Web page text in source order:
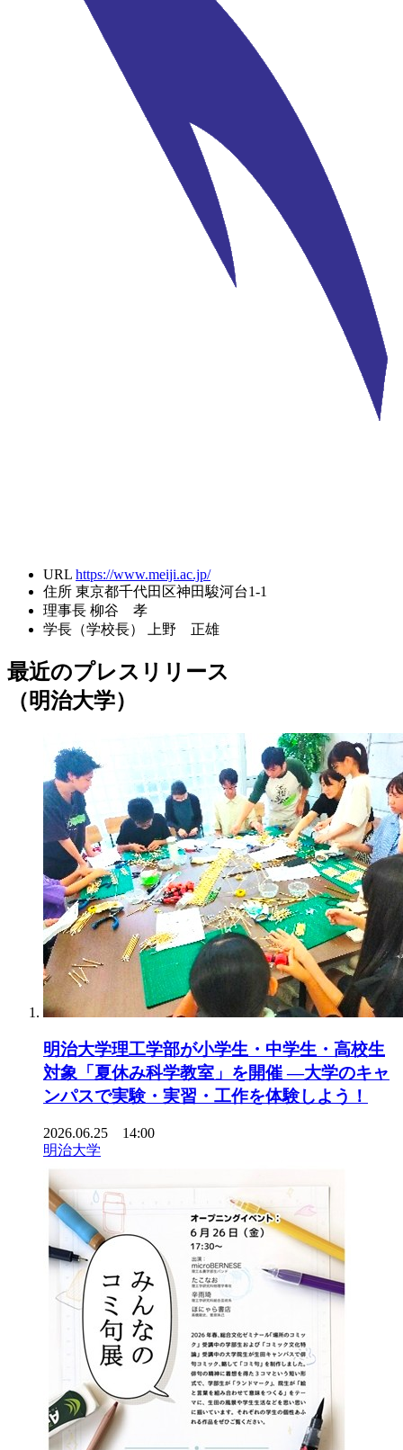
URL https://www.meiji.ac.jp/
住所 東京都千代田区神田駿河台1-1
理事長 柳谷 孝
学長（学校長）
上野 正雄
最近のプレスリリース
（明治大学）
明治大学理工学部が小学生・中学生・高校生
対象「夏休み科学教室」を開催 ―大学のキャ
ンパスで実験・実習・工作を体験しよう！
2026.06.25 14:00
明治大学